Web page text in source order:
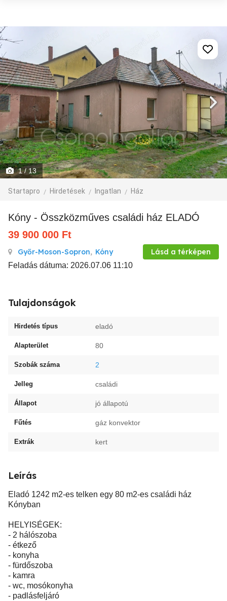
1/ 13
Startapro Hirdetések Ingatlan Ház
Kóny - Összközműves családi ház ELADÓ
39 900 000 Ft
Győr-Moson-Sopron, Kóny Lásd a térképen
Feladás dátuma: 2026.07.06 11:10
Tulajdonságok
Hirdetés típus eladó
Alapterület 80
Szobák száma 2
Jelleg családi
Állapot jó állapotú
Fűtés gáz konvektor
Extrák kert
Leírás
Eladó 1242 m2-es telken egy 80 m2-es családi ház
Kónyban
HELYISÉGEK:
- 2 hálószoba
- étkező
- konyha
- fürdőszoba
- kamra
- wc, mosókonyha
- padlásfeljáró